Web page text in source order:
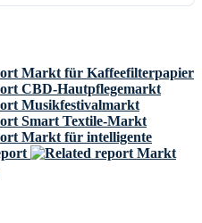
Markt für Kaffeefilterpapier
CBD-Hautpflegemarkt
Musikfestivalmarkt
Smart Textile-Markt
Markt für intelligente
Markt